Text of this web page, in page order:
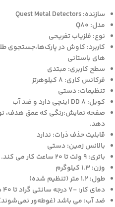
سازنده: Quest Metal Detectors
مدل: Q80
نوع: فلزیاب تفریحی
کاربرد: کاوش در پارک‌ها،جستجوی
های باستانی
سطح کاربری: مبتدی
فرکانس کاری: 8 کیلوهرتز
تنظیمات: دستی
کویل: DD 8 اینچی دارد و ضد آب
صفحه نمایش:رنگی که عمق هدف،
دهد.
قابلیت حذف ذرات: ندارد
بالانس زمین: دستی
باتری: 9 ولت تا 20 ساعت کار می کند.
وزن: 1.3 کیلوگرم
طول: 1.2 متر (تنظیم شده)
دمای کار: -7 درجه سانتی گراد تا 40 درجه سانتی گراد
ضد آب: می باشد (غوطه‌ور